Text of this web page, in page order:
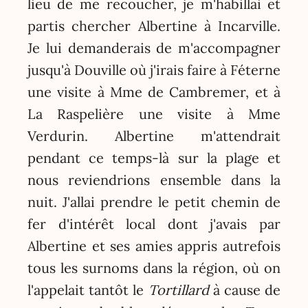
lieu de me recoucher, je m'habillai et
partis chercher Albertine à Incarville.
Je lui demanderais de m'accompagner
jusqu'à Douville où j'irais faire à Féterne
une visite à Mme de Cambremer, et à
La Raspelière une visite à Mme
Verdurin. Albertine m'attendrait
pendant ce temps-là sur la plage et
nous reviendrions ensemble dans la
nuit. J'allai prendre le petit chemin de
fer d'intérêt local dont j'avais par
Albertine et ses amies appris autrefois
tous les surnoms dans la région, où on
l'appelait tantôt le Tortillardà cause de